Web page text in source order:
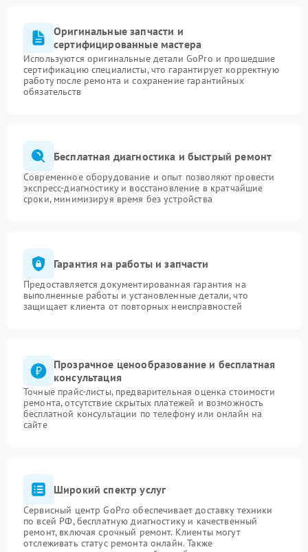
Оригинальные запчасти и
сертифицированные мастера
Используются оригинальные детали GoPro и прошедшие
сертификацию специалисты, что гарантирует корректную
работу после ремонта и сохранение гарантийных
обязательств
Бесплатная диагностика и быстрый ремонт
Современное оборудование и опыт позволяют провести
экспресс-диагностику и восстановление в кратчайшие
сроки, минимизируя время без устройства
Гарантия на работы и запчасти
Предоставляется документированная гарантия на
выполненные работы и установленные детали, что
защищает клиента от повторных неисправностей
Прозрачное ценообразование и бесплатная
консультация
Точные прайс-листы, предварительная оценка стоимости
ремонта, отсутствие скрытых платежей и возможность
бесплатной консультации по телефону или онлайн на
сайте
Широкий спектр услуг
Сервисный центр GoPro обеспечивает доставку техники
по всей РФ, бесплатную диагностику и качественный
ремонт, включая срочный ремонт. Клиенты могут
отслеживать статус ремонта онлайн. Также